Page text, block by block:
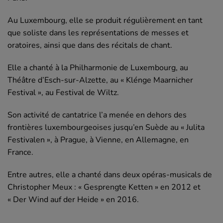
Au Luxembourg, elle se produit régulièrement en tant
que soliste dans les représentations de messes et
oratoires, ainsi que dans des récitals de chant.
Elle a chanté à la Philharmonie de Luxembourg, au
Théâtre d’Esch-sur-Alzette, au « Klénge Maarnicher
Festival », au Festival de Wiltz.
Son activité de cantatrice l’a menée en dehors des
frontières luxembourgeoises jusqu’en Suède au « Julita
Festivalen », à Prague, à Vienne, en Allemagne, en
France.
Entre autres, elle a chanté dans deux opéras-musicals de
Christopher Meux : « Gesprengte Ketten » en 2012 et
« Der Wind auf der Heide » en 2016.